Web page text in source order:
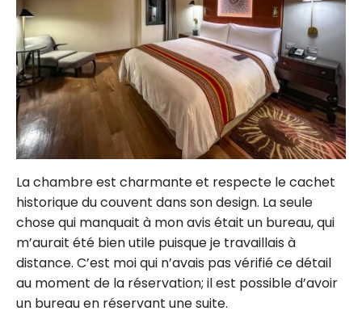
La chambre est charmante et respecte le cachet
historique du couvent dans son design. La seule
chose qui manquait à mon avis était un bureau, qui
m’aurait été bien utile puisque je travaillais à
distance. C’est moi qui n’avais pas vérifié ce détail
au moment de la réservation; il est possible d’avoir
un bureau en réservant une suite.